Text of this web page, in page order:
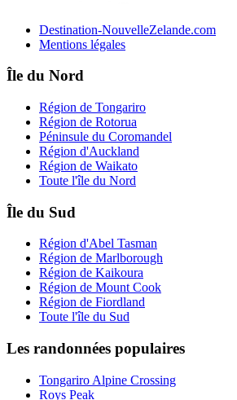
Destination-NouvelleZelande.com
Mentions légales
Île du Nord
Région de Tongariro
Région de Rotorua
Péninsule du Coromandel
Région d'Auckland
Région de Waikato
Toute l'île du Nord
Île du Sud
Région d'Abel Tasman
Région de Marlborough
Région de Kaikoura
Région de Mount Cook
Région de Fiordland
Toute l'île du Sud
Les randonnées populaires
Tongariro Alpine Crossing
Roys Peak